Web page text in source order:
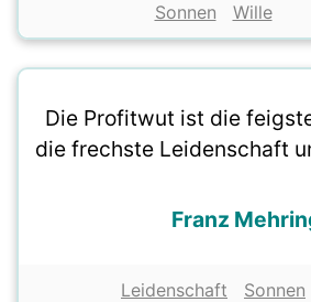
Sonnen Wille
Die Profitwut ist die
die frechste Leidenschaft
Franz
Leidenschaft Sonnen